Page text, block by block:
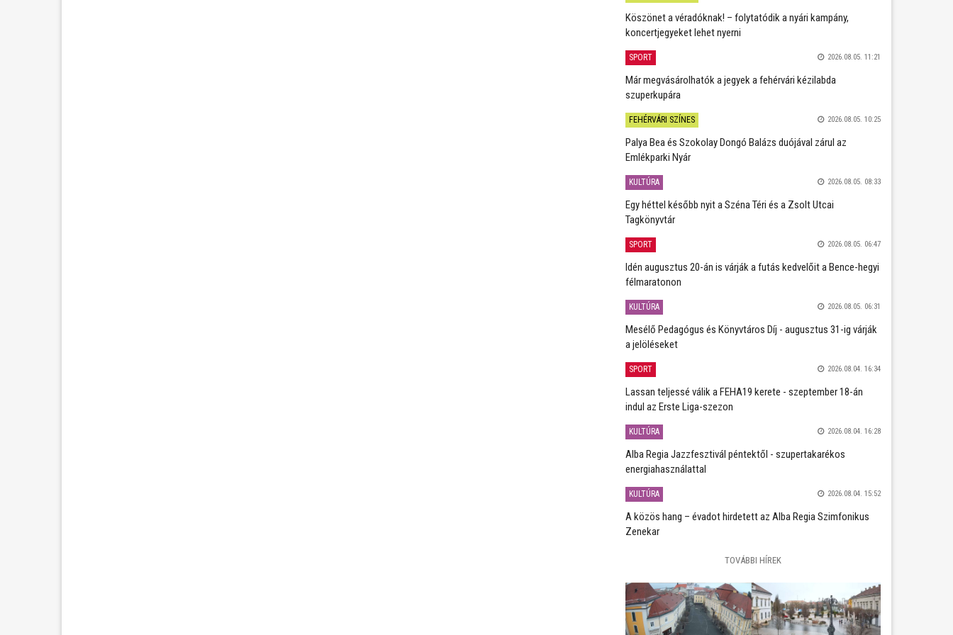
Köszönet a véradóknak! – folytatódik a nyári kampány,
koncertjegyeket lehet nyerni
SPORT 2026.08.05. 11:21
Már megvásárolhatók a jegyek a fehérvári kézilabda
szuperkupára
FEHÉRVÁRI SZÍNES 2026.08.05. 10:25
Palya Bea és Szokolay Dongó Balázs duójával zárul az
Emlékparki Nyár
KULTÚRA 2026.08.05. 08:33
Egy héttel később nyit a Széna Téri és a Zsolt Utcai
Tagkönyvtár
SPORT 2026.08.05. 06:47
Idén augusztus 20-án is várják a futás kedvelőit a Bence-hegyi
félmaratonon
KULTÚRA 2026.08.05. 06:31
Mesélő Pedagógus és Könyvtáros Díj - augusztus 31-ig várják
a jelöléseket
SPORT 2026.08.04. 16:34
Lassan teljessé válik a FEHA19 kerete - szeptember 18-án
indul az Erste Liga-szezon
KULTÚRA 2026.08.04. 16:28
Alba Regia Jazzfesztivál péntektől - szupertakarékos
energiahasználattal
KULTÚRA 2026.08.04. 15:52
A közös hang – évadot hirdetett az Alba Regia Szimfonikus
Zenekar
TOVÁBBI HÍREK